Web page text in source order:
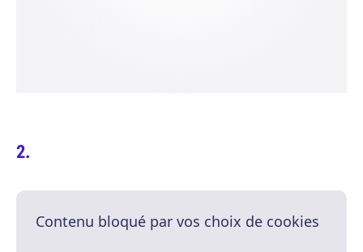
Contenu bloqué par vos choix de cookies